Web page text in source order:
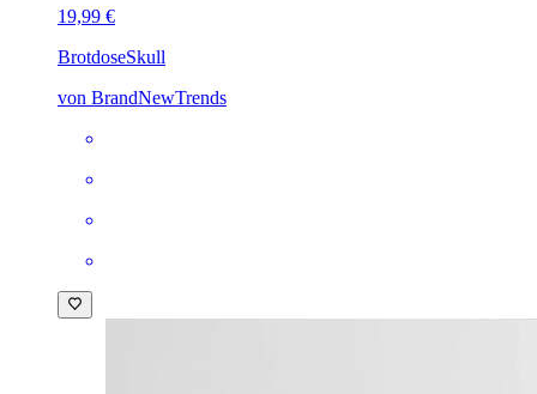
19,99 €
BrotdoseSkull
von BrandNewTrends